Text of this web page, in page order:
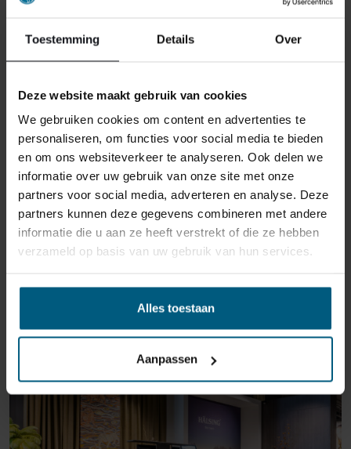
Toestemming Details Over
Deze website maakt gebruik van cookies
We gebruiken cookies om content en advertenties te
personaliseren, om functies voor social media te bieden
en om ons websiteverkeer te analyseren. Ook delen we
informatie over uw gebruik van onze site met onze
partners voor social media, adverteren en analyse. Deze
partners kunnen deze gegevens combineren met andere
informatie die u aan ze heeft verstrekt of die ze hebben
verzameld op basis van uw gebruik van hun services.
Alles toestaan
Aanpassen
VLAKBIJ BUSSUM
In onze beddenspeciaalzaak vlakbij Bussum staat een
ervaren team van slaapadviseurs voor u klaar om
showroom bij u in de buurt kunt u in alle rust
proefliggen en verschillende opties vergelijken. Wij
nemen de tijd en zorgen ervoor dat u met een goed
gevoel de juiste keuze maakt.
Nederlands Slaapcentrum is niet alleen een bekende
beddenwinkel voor Bussum, maar ook voorAlphen aan
den Rijn,AmstelveenenBeverwijk. Met filialen
verspreid over Noord-Holland, Brabant en Limburg is er
ervaar zelf wat persoonlijk slaapadvies voor u kan